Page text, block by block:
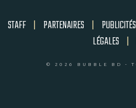
STAFF | PARTENAIRES |
LÉGALES |
© 2026 BUBBLE BD -